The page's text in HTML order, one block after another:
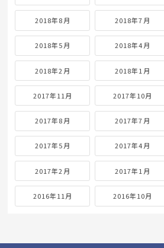
2018年8月 2018年7月
2018年5月 2018年4月
2018年2月 2018年1月
2017年11月 2017年10月
2017年8月 2017年7月
2017年5月 2017年4月
2017年2月 2017年1月
2016年11月 2016年10月